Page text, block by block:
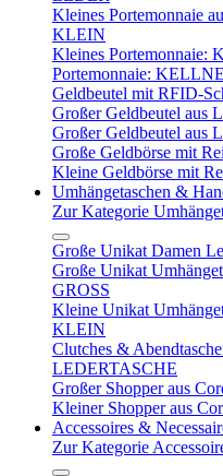
Kleines Portemonnaie
KLEIN
Kleines Portemonnaie:
Portemonnaie:
Geldbeutel mit RFID-
Großer Geldbeutel
Großer Geldbeutel
Große Geldbörse mit
Kleine Geldbörse mit
Umhängetaschen &
Zur Kategorie
Große Unikat Damen
Große Unikat
GROSS
Kleine Unikat
KLEIN
Clutches &
LEDERTASCHE
Großer Shopper aus
Kleiner Shopper aus
Accessoires &
Zur Kategorie